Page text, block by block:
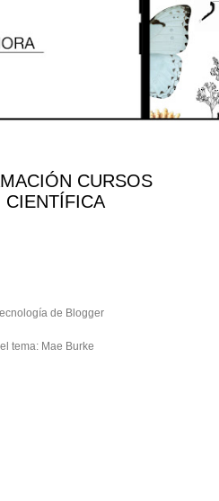
CURSOS
CIENTÍFICA
de Blogger
tema: Mae Burke